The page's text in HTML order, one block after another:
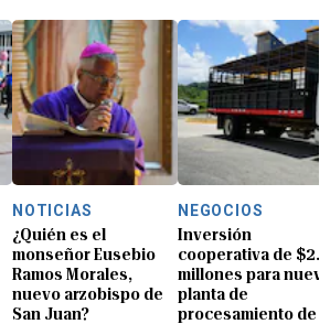
NOTICIAS
¿Quién es el
monseñor Eusebio
Ramos Morales,
nuevo arzobispo de
San Juan?
NEGOCIOS
Inversión
cooperativa de $2.8
millones para nueva
planta de
procesamiento de